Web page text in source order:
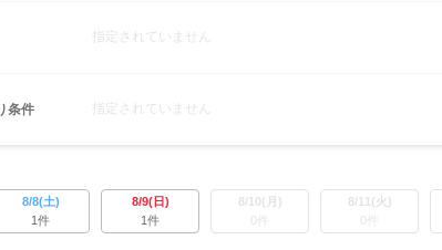
指定されていません
条件 指定されていません
8/8(土)
1件
8/9(日)
1件
8/10(月)
0件
8/11(火)
0件